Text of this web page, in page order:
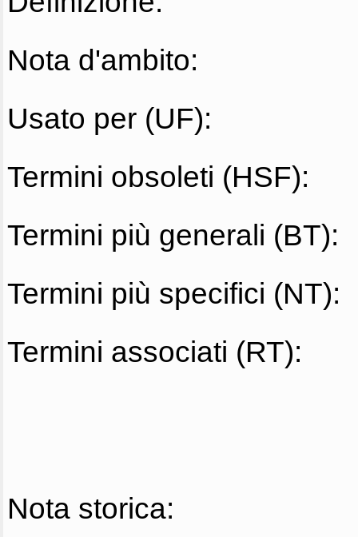
Nota d'ambito:
Usato per (UF):
Termini obsoleti (HSF):
Termini più generali (BT):
Termini più specifici (NT):
Termini associati (RT):
Nota storica: